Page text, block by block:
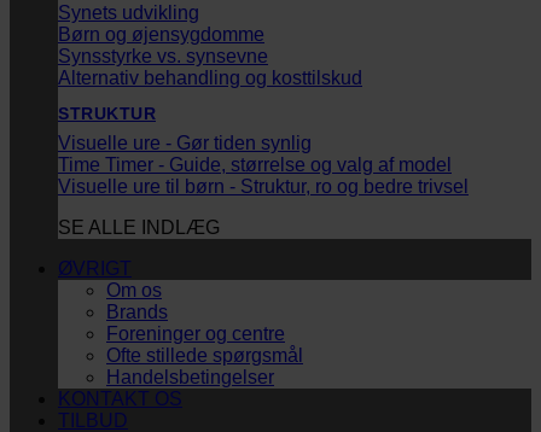
Synets udvikling
Børn og øjensygdomme
Synsstyrke vs. synsevne
Alternativ behandling og kosttilskud
STRUKTUR
Visuelle ure - Gør tiden synlig
Time Timer - Guide, størrelse og valg af model
Visuelle ure til børn - Struktur, ro og bedre trivsel
SE ALLE INDLÆG
ØVRIGT
Om os
Brands
Foreninger og centre
Ofte stillede spørgsmål
Handelsbetingelser
KONTAKT OS
TILBUD